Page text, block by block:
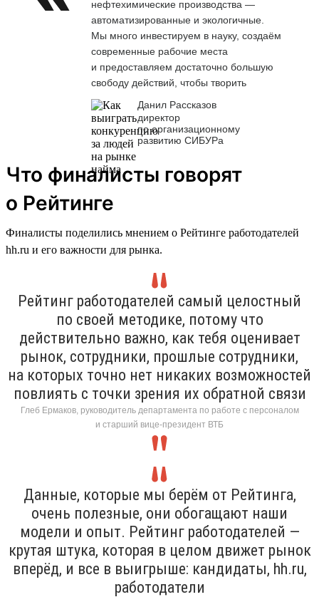
нефтехимические производства —
автоматизированные и экологичные.
Мы много инвестируем в науку, создаём
современные рабочие места
и предоставляем достаточно большую
свободу действий, чтобы творить
Данил Рассказов
директор
по организационному
развитию СИБУРа
Что финалисты говорят
о Рейтинге
Финалисты поделились мнением о Рейтинге работодателей
hh.ru и его важности для рынка.
Рейтинг работодателей самый целостный
по своей методике, потому что
действительно важно, как тебя оценивает
рынок, сотрудники, прошлые сотрудники,
на которых точно нет никаких возможностей
повлиять с точки зрения их обратной связи
Глеб Ермаков, руководитель департамента по работе с персоналом
и старший вице-президент ВТБ
Данные, которые мы берём от Рейтинга,
очень полезные, они обогащают наши
модели и опыт. Рейтинг работодателей —
крутая штука, которая в целом движет рынок
вперёд, и все в выигрыше: кандидаты, hh.ru,
работодатели